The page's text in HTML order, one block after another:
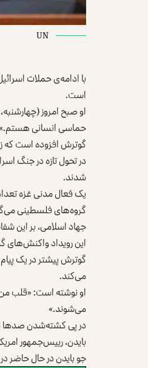
UN
با ادامه‌ی حملات
است.
او صبح امروز (چهارشنبه، ۲۶ میزان)
حماسی انسانی هستم.»
گوترش افزوده است
در تحول تازه در جنگ
شدند.
یک فعال مدنی غزه تعداد کشته‌شدگان را ۳۰۰ نفر اعلام
گروه‌های فلسطینی
جهاد اسلامی، بر این
این رویداد واکنش‌های
گوترش پیشتر در یک
می‌کند.
او نوشته است: «قلب
می‌شوند.»
در پی کشته‌شدن صدها
بایدن، رییس‌جمهور
جو بایدن در حال حاضر